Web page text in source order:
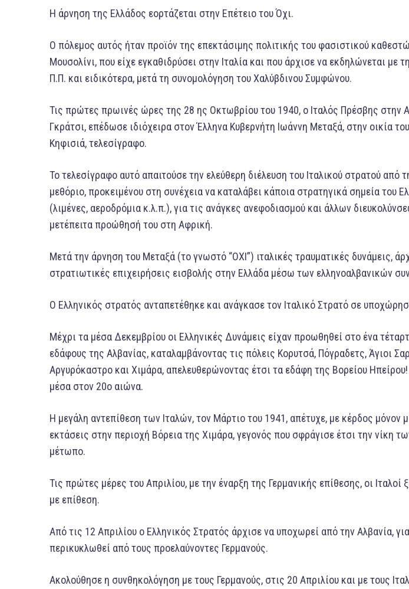
Η άρνηση της Ελλάδος εορτάζεται στην Επέτειο του Όχι.
Ο πόλεμος αυτός ήταν προϊόν της επεκτάσιμης πολιτικής του φασιστικού
Μουσολίνι, που είχε εγκαθιδρύσει στην Ιταλία και που άρχισε να εκδηλώνεται με
Π.Π. και ειδικότερα, μετά τη συνομολόγηση του Χαλύβδινου Συμφώνου.
Τις πρώτες πρωινές ώρες της 28 ης Οκτωβρίου του 1940, ο Ιταλός Πρέσβης στην
Γκράτσι, επέδωσε ιδιόχειρα στον Έλληνα Κυβερνήτη Ιωάννη Μεταξά, στην οικία
Κηφισιά, τελεσίγραφο.
Το τελεσίγραφο αυτό απαιτούσε την ελεύθερη διέλευση του Ιταλικού στρατού από
μεθόριο, προκειμένου στη συνέχεια να καταλάβει κάποια στρατηγικά σημεία του
(λιμένες, αεροδρόμια κ.λ.π.), για τις ανάγκες ανεφοδιασμού και άλλων
μετέπειτα προώθησή του στη Αφρική.
Μετά την άρνηση του Μεταξά (το γνωστό “ΟΧΙ”) ιταλικές τραυματικές δυνάμεις,
στρατιωτικές επιχειρήσεις εισβολής στην Ελλάδα μέσω των ελληνοαλβανικών
Ο Ελληνικός στρατός ανταπετέθηκε και ανάγκασε τον Ιταλικό Στρατό σε
Μέχρι τα μέσα Δεκεμβρίου οι Ελληνικές Δυνάμεις είχαν προωθηθεί στο ένα
εδάφους της Αλβανίας, καταλαμβάνοντας τις πόλεις Κορυτσά, Πόγραδετς, Άγιοι
Αργυρόκαστρο και Χιμάρα, απελευθερώνοντας έτσι τα εδάφη της Βορείου Ηπείρου!
μέσα στον 20ο αιώνα.
Η μεγάλη αντεπίθεση των Ιταλών, τον Μάρτιο του 1941, απέτυχε, με κέρδος μόνον
εκτάσεις στην περιοχή Βόρεια της Χιμάρα, γεγονός που σφράγισε έτσι την νίκη
μέτωπο.
Τις πρώτες μέρες του Απριλίου, με την έναρξη της Γερμανικής επίθεσης, οι Ιταλοί
με επίθεση.
Από τις 12 Απριλίου ο Ελληνικός Στρατός άρχισε να υποχωρεί από την Αλβανία,
περικυκλωθεί από τους προελαύνοντες Γερμανούς.
Ακολούθησε η συνθηκολόγηση με τους Γερμανούς, στις 20 Απριλίου και με τους